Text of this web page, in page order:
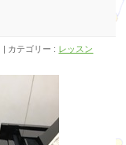
カテゴリー : レッスン